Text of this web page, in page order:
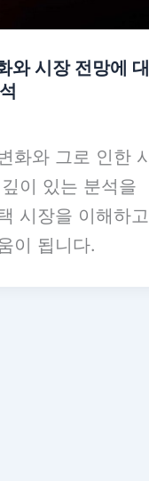
와 시장 전망에 대
화와 그로 인한 시
이 있는 분석을
시장을 이해하고
이 됩니다.